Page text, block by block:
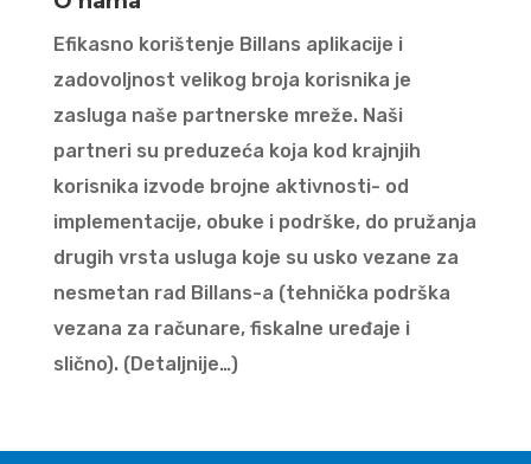
Efikasno korištenje Billans aplikacije i
zadovoljnost velikog broja korisnika je
zasluga naše partnerske mreže. Naši
partneri su preduzeća koja kod krajnjih
korisnika izvode brojne aktivnosti- od
implementacije, obuke i podrške, do pružanja
drugih vrsta usluga koje su usko vezane za
nesmetan rad Billans-a (tehnička podrška
vezana za računare, fiskalne uređaje i
slično). (Detaljnije…)